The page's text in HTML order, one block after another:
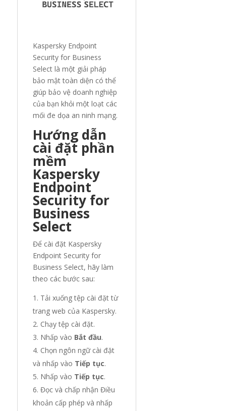
Kaspersky Endpoint
Security for Business
Select là một giải pháp
bảo mật toàn diện có thể
giúp bảo vệ doanh nghiệp
của bạn khỏi một loạt các
mối đe dọa an ninh mạng.
Hướng dẫn
cài đặt phần
mềm
Kaspersky
Endpoint
Security for
Business
Select
Để cài đặt Kaspersky
Endpoint Security for
Business Select, hãy làm
theo các bước sau:
Tải xuống tệp cài đặt từ
trang web của Kaspersky.
Chạy tệp cài đặt.
Nhấp vào Bắt đầu.
Chọn ngôn ngữ cài đặt
và nhấp vào Tiếp tục.
Nhấp vào Tiếp tục.
Đọc và chấp nhận Điều
khoản cấp phép và nhấp